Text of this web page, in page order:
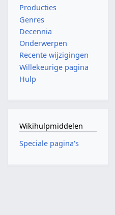
Producties
Genres
Decennia
Onderwerpen
Recente wijzigingen
Willekeurige pagina
Hulp
Wikihulpmiddelen
Speciale pagina's